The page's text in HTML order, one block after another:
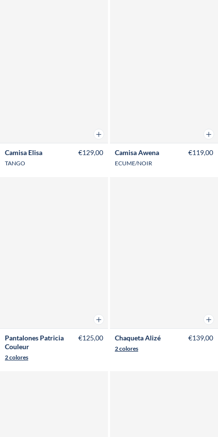
Añadir a la cesta
Camisa Elisa
TANGO
€129,00 Camisa Awena
ECUME/NOIR
€119,00
Añadir a la cesta
Pantalones Patricia
Couleur
2 colores
€125,00 Chaqueta Alizé
2 colores
€139,00